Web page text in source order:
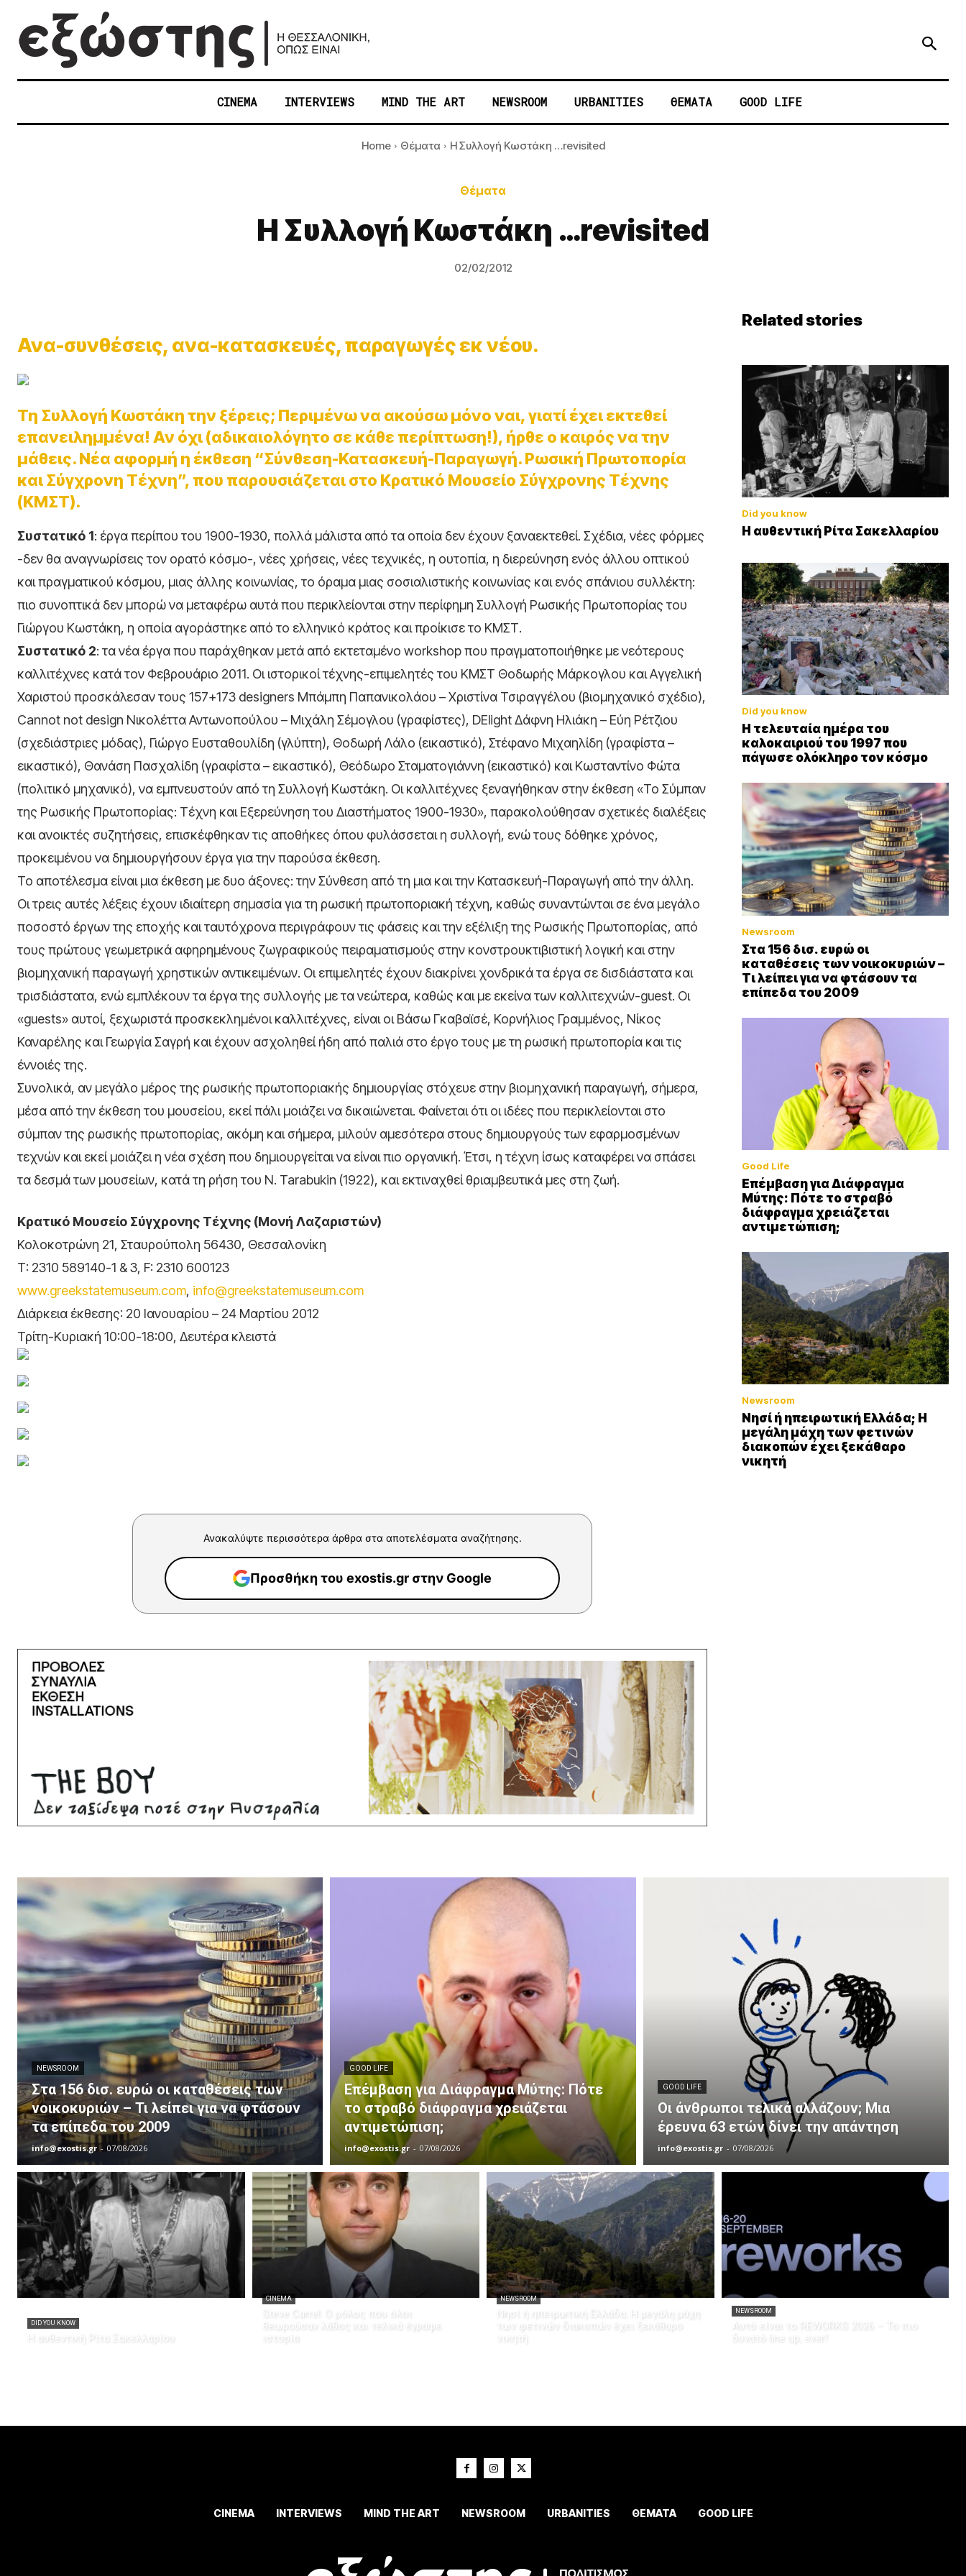
CINEMA INTERVIEWS MIND THE ART NEWSROOM URBANITIES ΘΕΜΑΤΑ GOOD LIFE
Home Θέματα Η Συλλογή Κωστάκη …revisited
Θέματα
Η Συλλογή Κωστάκη …revisited
02/02/2012
Ανα-συνθέσεις, ανα-κατασκευές, παραγωγές εκ νέου.
Τη Συλλογή Κωστάκη την ξέρεις; Περιμένω να ακούσω μόνο ναι, γιατί έχει εκτεθεί
επανειλημμένα! Αν όχι (αδικαιολόγητο σε κάθε περίπτωση!), ήρθε ο καιρός να την
μάθεις. Νέα αφορμή η έκθεση “Σύνθεση-Κατασκευή-Παραγωγή. Ρωσική Πρωτοπορία
και Σύγχρονη Τέχνη”, που παρουσιάζεται στο Κρατικό Μουσείο Σύγχρονης Τέχνης
(ΚΜΣΤ).
Συστατικό 1: έργα περίπου του 1900-1930, πολλά μάλιστα από τα οποία δεν έχουν ξαναεκτεθεί. Σχέδια, νέες φόρμες
-δεν θα αναγνωρίσεις τον ορατό κόσμο-, νέες χρήσεις, νέες τεχνικές, η ουτοπία, η διερεύνηση ενός άλλου οπτικού
και πραγματικού κόσμου, μιας άλλης κοινωνίας, το όραμα μιας σοσιαλιστικής κοινωνίας και ενός σπάνιου συλλέκτη:
πιο συνοπτικά δεν μπορώ να μεταφέρω αυτά που περικλείονται στην περίφημη Συλλογή Ρωσικής Πρωτοπορίας του
Γιώργου Κωστάκη, η οποία αγοράστηκε από το ελληνικό κράτος και προίκισε το ΚΜΣΤ.
Συστατικό 2: τα νέα έργα που παράχθηκαν μετά από εκτεταμένο workshop που πραγματοποιήθηκε με νεότερους
καλλιτέχνες κατά τον Φεβρουάριο 2011. Οι ιστορικοί τέχνης-επιμελητές του ΚΜΣΤ Θοδωρής Μάρκογλου και Αγγελική
Χαριστού προσκάλεσαν τους 157+173 designers Μπάμπη Παπανικολάου – Χριστίνα Τσιραγγέλου (βιομηχανικό σχέδιο),
Cannot not design Νικολέττα Αντωνοπούλου – Μιχάλη Σέμογλου (γραφίστες), DElight Δάφνη Ηλιάκη – Εύη Ρέτζιου
(σχεδιάστριες μόδας), Γιώργο Ευσταθουλίδη (γλύπτη), Θοδωρή Λάλο (εικαστικό), Στέφανο Μιχαηλίδη (γραφίστα –
εικαστικό), Θανάση Πασχαλίδη (γραφίστα – εικαστικό), Θεόδωρο Σταματογιάννη (εικαστικό) και Κωσταντίνο Φώτα
(πολιτικό μηχανικό), να εμπνευστούν από τη Συλλογή Κωστάκη. Οι καλλιτέχνες ξεναγήθηκαν στην έκθεση «Το Σύμπαν
της Ρωσικής Πρωτοπορίας: Τέχνη και Εξερεύνηση του Διαστήματος 1900-1930», παρακολούθησαν σχετικές διαλέξεις
και ανοικτές συζητήσεις, επισκέφθηκαν τις αποθήκες όπου φυλάσσεται η συλλογή, ενώ τους δόθηκε χρόνος,
προκειμένου να δημιουργήσουν έργα για την παρούσα έκθεση.
Το αποτέλεσμα είναι μια έκθεση με δυο άξονες: την Σύνθεση από τη μια και την Κατασκευή-Παραγωγή από την άλλη.
Οι τρεις αυτές λέξεις έχουν ιδιαίτερη σημασία για τη ρωσική πρωτοποριακή τέχνη, καθώς συναντώνται σε ένα μεγάλο
ποσοστό έργων της εποχής και ταυτόχρονα περιγράφουν τις φάσεις και την εξέλιξη της Ρωσικής Πρωτοπορίας, από
τους πρώτους γεωμετρικά αφηρημένους ζωγραφικούς πειραματισμούς στην κονστρουκτιβιστική λογική και στην
βιομηχανική παραγωγή χρηστικών αντικειμένων. Οι επιμελητές έχουν διακρίνει χονδρικά τα έργα σε δισδιάστατα και
τρισδιάστατα, ενώ εμπλέκουν τα έργα της συλλογής με τα νεώτερα, καθώς και με εκείνα των καλλιτεχνών-guest. Οι
«guests» αυτοί, ξεχωριστά προσκεκλημένοι καλλιτέχνες, είναι οι Βάσω Γκαβαϊσέ, Κορνήλιος Γραμμένος, Νίκος
Καναρέλης και Γεωργία Σαγρή και έχουν ασχοληθεί ήδη από παλιά στο έργο τους με τη ρωσική πρωτοπορία και τις
έννοιές της.
Συνολικά, αν μεγάλο μέρος της ρωσικής πρωτοποριακής δημιουργίας στόχευε στην βιομηχανική παραγωγή, σήμερα,
μέσα από την έκθεση του μουσείου, εκεί πάλι μοιάζει να δικαιώνεται. Φαίνεται ότι οι ιδέες που περικλείονται στο
σύμπαν της ρωσικής πρωτοπορίας, ακόμη και σήμερα, μιλούν αμεσότερα στους δημιουργούς των εφαρμοσμένων
τεχνών και εκεί μοιάζει η νέα σχέση που δημιουργείται να είναι πιο οργανική. Έτσι, η τέχνη ίσως καταφέρει να σπάσει
τα δεσμά των μουσείων, κατά τη ρήση του N. Tarabukin (1922), και εκτιναχθεί θριαμβευτικά μες στη ζωή.
Κρατικό Μουσείο Σύγχρονης Τέχνης (Μονή Λαζαριστών)
Κολοκοτρώνη 21, Σταυρούπολη 56430, Θεσσαλονίκη
Τ: 2310 589140-1 & 3, F: 2310 600123
www.greekstatemuseum.com, info@greekstatemuseum.com
Διάρκεια έκθεσης: 20 Ιανουαρίου – 24 Μαρτίου 2012
Τρίτη-Κυριακή 10:00-18:00, Δευτέρα κλειστά
Ανακαλύψτε περισσότερα άρθρα στα αποτελέσματα αναζήτησης.
Προσθήκη του exostis.gr στην Google
Related stories
Did you know
Η αυθεντική Ρίτα Σακελλαρίου
Did you know
Η τελευταία ημέρα του
καλοκαιριού του 1997 που
πάγωσε ολόκληρο τον κόσμο
Newsroom
Στα 156 δισ. ευρώ οι
καταθέσεις των νοικοκυριών –
Τι λείπει για να φτάσουν τα
επίπεδα του 2009
Good Life
Επέμβαση για Διάφραγμα
Μύτης: Πότε το στραβό
διάφραγμα χρειάζεται
αντιμετώπιση;
Newsroom
Νησί ή ηπειρωτική Ελλάδα; Η
μεγάλη μάχη των φετινών
διακοπών έχει ξεκάθαρο
νικητή
NEWSROOM
Στα 156 δισ. ευρώ οι καταθέσεις των
νοικοκυριών – Τι λείπει για να φτάσουν
τα επίπεδα του 2009
info@exostis.gr - 07/08/2026
GOOD LIFE
Επέμβαση για Διάφραγμα Μύτης: Πότε
το στραβό διάφραγμα χρειάζεται
αντιμετώπιση;
info@exostis.gr - 07/08/2026
GOOD LIFE
Οι άνθρωποι τελικά αλλάζουν; Μια
έρευνα 63 ετών δίνει την απάντηση
info@exostis.gr - 07/08/2026
DID YOU KNOW
Η αυθεντική Ρίτα Σακελλαρίου
CINEMA
Steve Carrel: Ο ρόλος που όλοι
θεωρούσαν λάθος και τελικά έγραψε
NEWSROOM
Νησί ή ηπειρωτική Ελλάδα; Η μεγάλη μάχη
των φετινών διακοπών έχει ξεκάθαρο
νικητή
NEWSROOM
Αυτό είναι το REWORKS 2026 – Το πιο
δυνατό line up, ever!
CINEMA INTERVIEWS MIND THE ART NEWSROOM URBANITIES ΘΕΜΑΤΑ GOOD LIFE